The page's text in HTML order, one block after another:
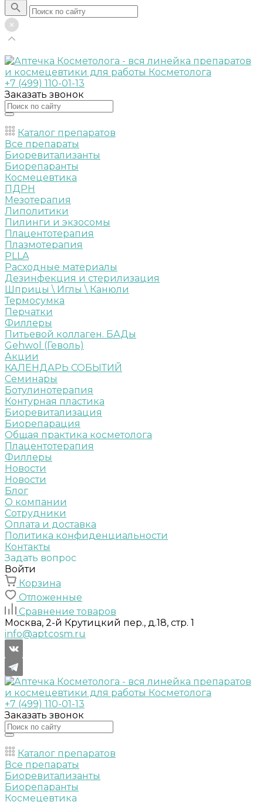
+7 (499) 110-01-13
Заказать звонок
Каталог препаратов
Все препараты
Биоревитализанты
Биорепаранты
Космецевтика
ПДРН
Мезотерапия
Липолитики
Пилинги и экзосомы
Плацентотерапия
Плазмотерапия
PLLA
Расходные материалы
Дезинфекция и стерилизация
Шприцы \ Иглы \ Канюли
Термосумка
Перчатки
Филлеры
Питьевой коллаген. БАДы
Gehwol (Геволь)
Акции
КАЛЕНДАРЬ СОБЫТИЙ
Семинары
Ботулинотерапия
Контурная пластика
Биоревитализация
Биорепарация
Общая практика косметолога
Плацентотерапия
Филлеры
Новости
Новости
Блог
О компании
Сотрудники
Оплата и доставка
Политика конфиденциальности
Контакты
Задать вопрос
Войти
Корзина
Отложенные
Сравнение товаров
Москва, 2-й Крутицкий пер., д.18, стр. 1
info@aptcosm.ru
+7 (499) 110-01-13
Заказать звонок
Каталог препаратов
Все препараты
Биоревитализанты
Биорепаранты
Космецевтика